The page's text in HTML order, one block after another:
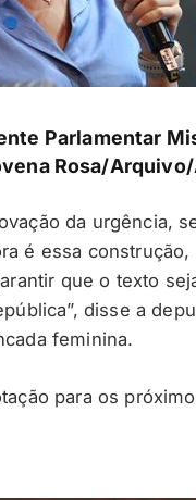
Parlamentar
Rosa/
da urgência,
é essa
que o texto
disse a
feminina.
para os